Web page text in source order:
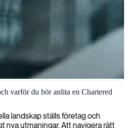
tillhandahåller strategiska
för att maximera tillväxt och
hälsa.
varför du bör anlita en Chartered
landskap ställs företag och
nya utmaningar. Att navigera rätt